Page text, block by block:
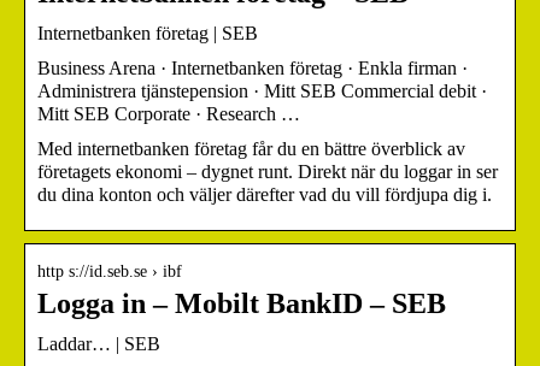
Internetbanken företag | SEB
Business Arena · Internetbanken företag · Enkla firman ·
Administrera tjänstepension · Mitt SEB Commercial debit ·
Mitt SEB Corporate · Research …
Med internetbanken företag får du en bättre överblick av
företagets ekonomi – dygnet runt. Direkt när du loggar in ser
du dina konton och väljer därefter vad du vill fördjupa dig i.
http s://id.seb.se › ibf
Logga in – Mobilt BankID – SEB
Laddar… | SEB